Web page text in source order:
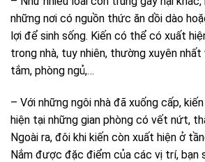
những nơi có nguồn thức ăn dồi dào
lợi để sinh sống. Kiến có thể có xuất
trong nhà, tuy nhiên, thường xuyên nhất
tắm, phòng ngủ,…
– Với những ngôi nhà đã xuống cấp,
hiện tại những gian phòng có vết nứt,
Ngoài ra, đôi khi kiến còn xuất hiện ở
Nắm được đặc điểm của các vị trí, bạn